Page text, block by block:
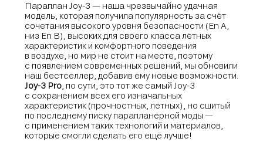
Параплан Joy-3 — наша чрезвычайно удачная
модель, которая получила популярность за счёт
сочетания высокого уровня безопасности (En A,
низ En B), высоких для своего класса лётных
характеристик и комфортного поведения
в воздухе, но мир не стоит на месте, поэтому
с появлением современных решений, мы обновили
наш бестселлер, добавив ему новые возможности.
Joy-3 Pro , по сути, это тот же самый Joy-3
с сохранением всех его изначальных
характеристик (прочностных, лётных), но сшитый
по последнему писку парапланерной моды —
с применением таких технологий и материалов,
которые смогли сделать его ещё лучше!